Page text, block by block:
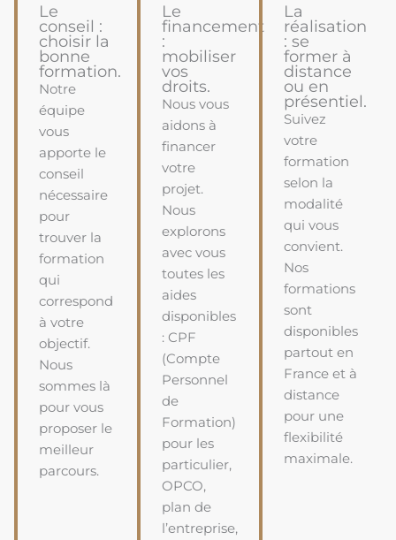
Le
conseil :
choisir la
bonne
formation.
Notre
équipe
vous
apporte le
conseil
nécessaire
pour
trouver la
formation
qui
correspond
à votre
objectif.
Nous
sommes là
pour vous
proposer le
meilleur
parcours.
Le
financement
:
mobiliser
vos
droits.
Nous vous
aidons à
financer
votre
projet.
Nous
explorons
avec vous
toutes les
aides
disponibles
: CPF
(Compte
Personnel
de
Formation)
pour les
particulier,
OPCO,
plan de
l’entreprise,
La
réalisation
: se
former à
distance
ou en
présentiel.
Suivez
votre
formation
selon la
modalité
qui vous
convient.
Nos
formations
sont
disponibles
partout en
France et à
distance
pour une
flexibilité
maximale.